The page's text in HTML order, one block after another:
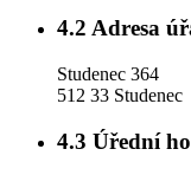
4.2 Adresa
Studenec 364
512 33 Studenec
4.3 Úřední